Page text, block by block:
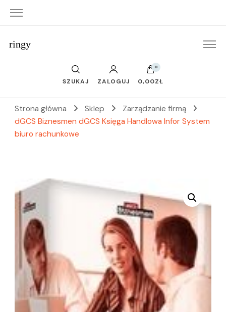
ringy
SZUKAJ ZALOGUJ
0
0,00ZŁ
Strona główna Sklep
Zarządzanie firmą
dGCS Biznesmen dGCS Księga Handlowa Infor System
biuro rachunkowe